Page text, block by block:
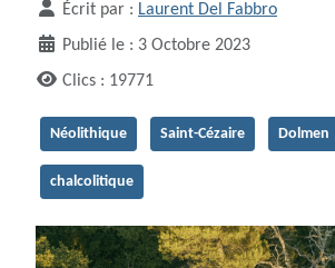
Écrit par : Laurent Del Fabbro
Publié le : 3 Octobre 2023
Clics : 19771
Néolithique Saint-Cézaire Dolmen
chalcolitique